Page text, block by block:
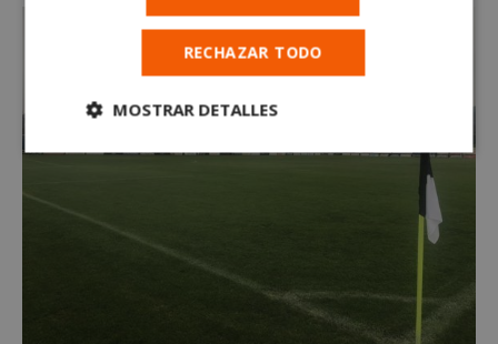
RECHAZAR TODO
MOSTRAR DETALLES
Cookies
Cookies de
funcionalidad